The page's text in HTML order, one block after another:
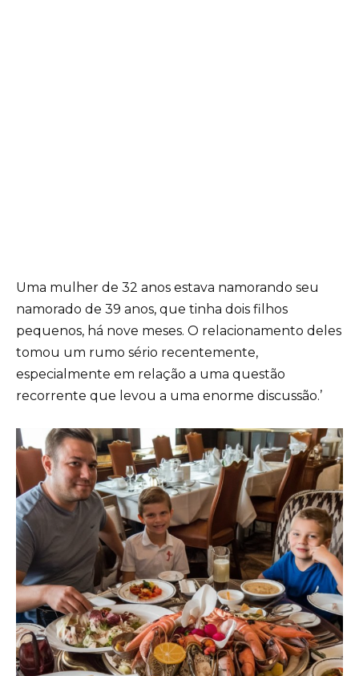
Uma mulher de 32 anos estava namorando seu
namorado de 39 anos, que tinha dois filhos
pequenos, há nove meses. O relacionamento deles
tomou um rumo sério recentemente,
especialmente em relação a uma questão
recorrente que levou a uma enorme discussão.’